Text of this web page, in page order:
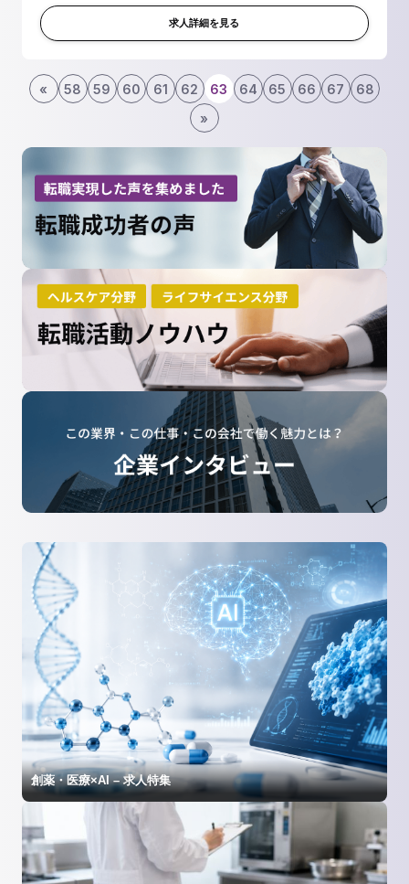
自社の製品ポートフォリオの分析など ■製品開発業務 ・
OEM、自社工場との協働...求人詳細を見る
« 58 59 60 61 62 63 64 65 66 67
68
»
創薬・医療×AI – 求人特集